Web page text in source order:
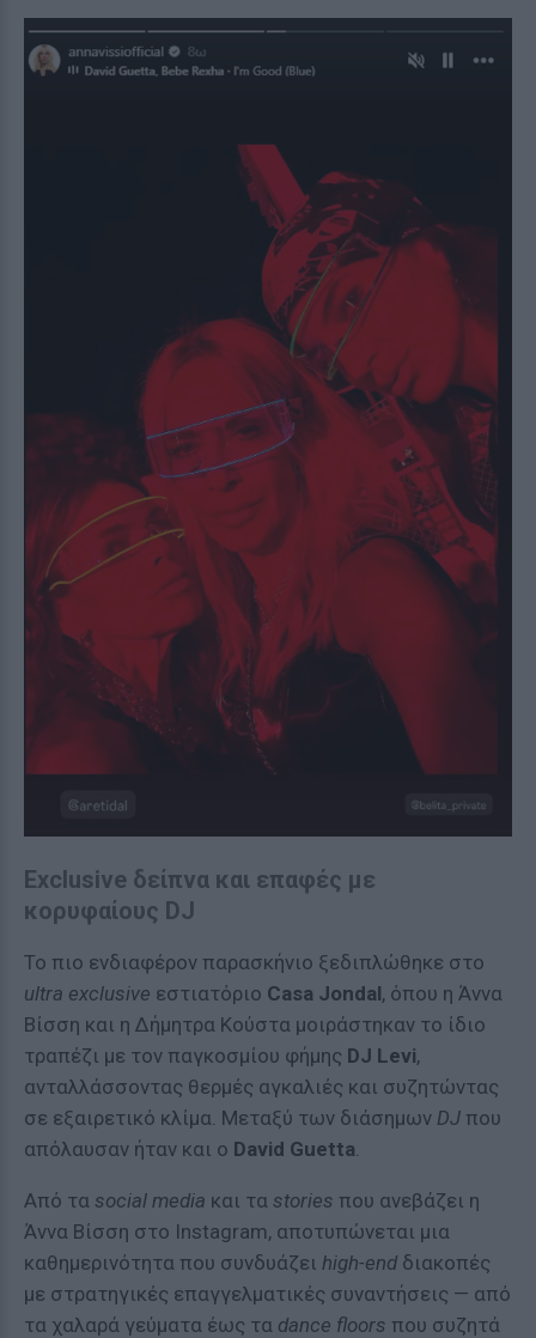
Exclusive δείπνα και επαφές με
κορυφαίους DJ
Το πιο ενδιαφέρον παρασκήνιο ξεδιπλώθηκε στο
ultra exclusive εστιατόριο Casa Jondal, όπου η Άννα
Βίσση και η Δήμητρα Κούστα μοιράστηκαν το ίδιο
τραπέζι με τον παγκοσμίου φήμης DJ Levi,
ανταλλάσσοντας θερμές αγκαλιές και συζητώντας
σε εξαιρετικό κλίμα. Μεταξύ των διάσημων DJ που
απόλαυσαν ήταν και ο David Guetta
Από τα social media και τα stories που ανεβάζει η
Άννα Βίσση στο Instagram, αποτυπώνεται μια
καθημερινότητα που συνδυάζει high-end διακοπές
με στρατηγικές επαγγελματικές συναντήσεις — από
τα χαλαρά γεύματα έως τα dance floors που συζητά